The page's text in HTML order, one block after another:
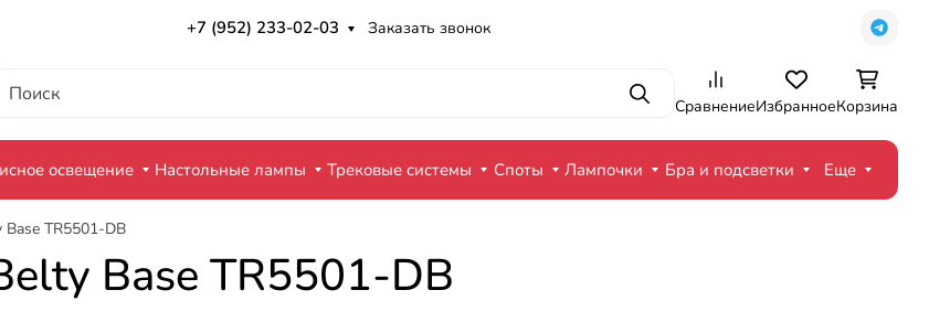
+7 (952) 233-02-03 Заказать звонок
ПоискСравнениеИзбранноеКорзина
освещение Настольные лампы Трековые системы Споты Лампочки Бра и подсветки Еще
TR5501-DB
Base TR5501-DB